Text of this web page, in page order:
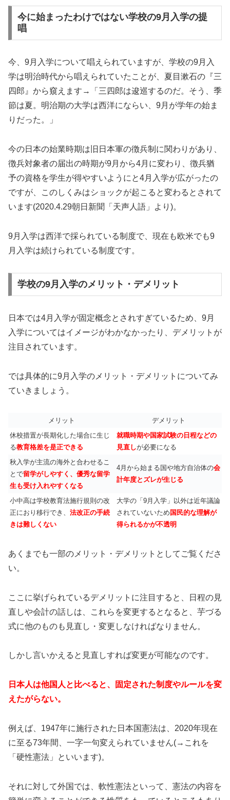
今に始まったわけではない学校の9月入学の提
唱
今、9月入学について唱えられていますが、学校の9月入
学は明治時代から唱えられていたことが、夏目漱石の『三
四郎』から窺えます→「三四郎は逡巡するのだ。そう、季
節は夏。明治期の大学は西洋にならい、9月が学年の始ま
りだった。」
今の日本の始業時期は旧日本軍の徴兵制に関わりがあり、
徴兵対象者の届出の時期が9月から4月に変わり、徴兵猶
予の資格を学生が得やすいようにと4月入学が広がったの
ですが、このしくみはショックが起こると変わるとされて
います(2020.4.29朝日新聞「天声人語」より)。
9月入学は西洋で採られている制度で、現在も欧米でも9
月入学は続けられている制度です。
学校の9月入学のメリット・デメリット
日本では4月入学が固定概念とされすぎているため、9月
入学についてはイメージがわかなかったり、デメリットが
注目されています。
では具体的に9月入学のメリット・デメリットについてみ
ていきましょう。
メリット
デメリット
休校措置が長期化した場合に生じ
る教育格差を是正できる
就職時期や国家試験の日程などの
見直しが必要になる
秋入学が主流の海外と合わせるこ
とで留学がしやすく、優秀な留学
生も受け入れやすくなる
4月から始まる国や地方自治体の会
計年度とズレが生じる
小中高は学校教育法施行規則の改
正におり移行でき、 法改正の手続
きは難しくない
大学の「9月入学」以外は近年議論
されていないため 国民的な理解が
得られるかが不透明
あくまでも一部のメリット・デメリットとしてご覧くださ
い。
ここに挙げられているデメリットに注目すると、日程の見
直しや会計の話しは、これらを変更するとなると、芋づる
式に他のものも見直し・変更しなければなりません。
しかし言いかえると見直しすれば変更が可能なのです。
日本人は他国人と比べると、固定された制度やルールを変
えたがらない。
例えば、1947年に施行された日本国憲法は、2020年現在
に至る73年間、一字一句変えられていません(→これを
「硬性憲法」といいます)。
それに対して外国では、軟性憲法といって、憲法の内容を